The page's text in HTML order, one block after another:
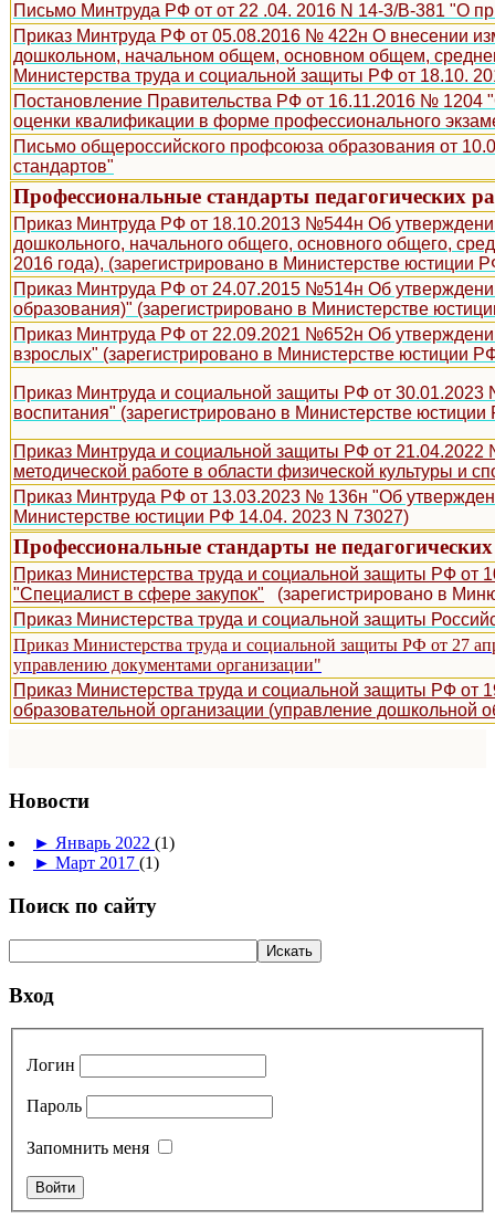
Письмо Минтруда РФ от от 22 .04. 2016 N 14-3/В-381 "О
Приказ Минтруда РФ от 05.08.2016 № 422н О внесении
дошкольном, начальном общем, основном общем,
Министерства труда и социальной защиты РФ от 18.10.
Постановление Правительства РФ от 16.11.2016 №
оценки квалификации в форме профессионального
Письмо общероссийского профсоюза образования от
стандартов"
Профессиональные стандарты педагогических
Приказ Минтруда РФ от 18.10.2013 №544н Об
дошкольного, начального общего, основного общего,
2016 года), (зарегистрировано в Министерстве юстиции
Приказ Минтруда РФ от 24.07.2015 №514н Об
образования)" (зарегистрировано в Министерстве
Приказ Минтруда РФ от 22.09.2021 №652н Об
взрослых" (зарегистрировано в Министерстве юстиции
Приказ Минтруда и социальной защиты РФ от 30.01.2023
воспитания" (зарегистрировано в Министерстве
Приказ Минтруда и социальной защиты РФ от
методической работе в области физической культуры и
Приказ Минтруда РФ от 13.03.2023 № 136н "Об
Министерстве юстиции РФ 14.04. 2023 N 73027)
Профессиональные стандарты не
Приказ Министерства труда и социальной защиты РФ от
"Специалист в сфере закупок" (зарегистрировано в
Приказ Министерства труда и социальной защиты
Приказ Министерства труда и социальной защиты РФ от 27
управлению документами организации"
Приказ Министерства труда и социальной защиты РФ
образовательной организации (управление дошкольной
Новости
► Январь 2022 (1)
► Март 2017 (1)
Поиск по сайту
Вход
Логин
Пароль
Запомнить меня